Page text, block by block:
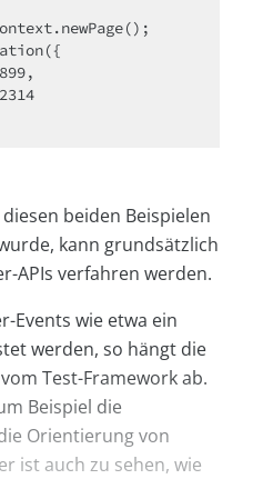
beiden Beispielen
kann grundsätzlich
APIs verfahren werden.
Events wie etwa ein
werden, so hängt die
Test-Framework ab.
Beispiel die
Orientierung von
ist auch zu sehen, wie